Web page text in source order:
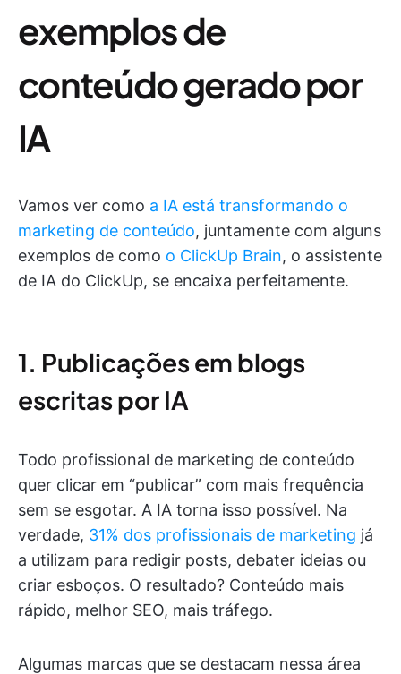
exemplos de
conteúdo gerado por
IA
Vamos ver como a IA está transformando o
marketing de conteúdo, juntamente com alguns
exemplos de como o ClickUp Brain, o assistente
de IA do ClickUp, se encaixa perfeitamente.
1. Publicações em blogs
escritas por IA
Todo profissional de marketing de conteúdo
quer clicar em “publicar” com mais frequência
sem se esgotar. A IA torna isso possível. Na
verdade, 31% dos profissionais de marketing já
a utilizam para redigir posts, debater ideias ou
criar esboços. O resultado? Conteúdo mais
rápido, melhor SEO, mais tráfego.
Algumas marcas que se destacam nessa área